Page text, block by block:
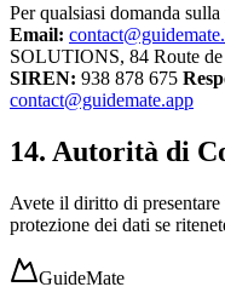
Per qualsiasi domanda
Email:
SOLUTIONS, 84 Route de
SIREN: 938 878 675
contact@guidemate.app
14. Autorità di
Avete il diritto di
protezione dei dati se
GuideMate